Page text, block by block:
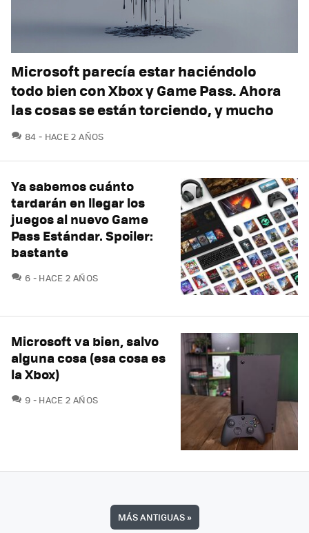
Microsoft parecía estar haciéndolo
todo bien con Xbox y Game Pass. Ahora
las cosas se están torciendo, y mucho
84 COMENTARIOS
HACE 2 AÑOS
Ya sabemos cuánto
tardarán en llegar los
juegos al nuevo Game
Pass Estándar. Spoiler:
bastante
6 COMENTARIOS
HACE 2 AÑOS
Microsoft va bien, salvo
alguna cosa (esa cosa es
la Xbox)
9 COMENTARIOS
HACE 2 AÑOS
MÁS ANTIGUAS»